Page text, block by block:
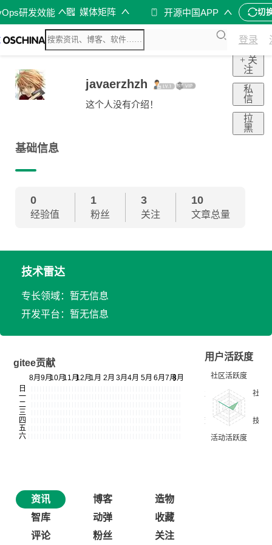
研发效能 媒体矩阵 开源中国APP 切
登录
javaerzhzh
这个人没有介绍！
+ 关
注
私
信
拉
黑
基础信息
0
经验值
1
粉丝
3
关注
10
文章总量
技术雷达
专长领域：暂无信息
开发平台：暂无信息
gitee贡献
用户活跃度
资讯 博客
造物
智库
动弹
收藏
评论
粉丝 关注